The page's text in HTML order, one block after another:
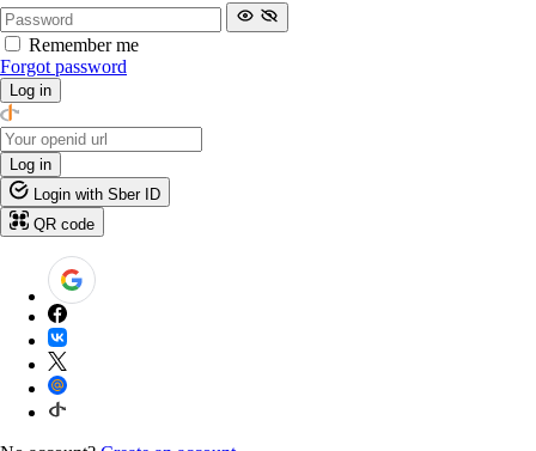
Remember me
Forgot password
Log in
Log in
Login with Sber ID
QR code